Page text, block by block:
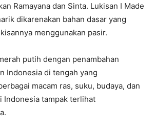
Ramayana dan Sinta. Lukisan I Made
dikarenakan bahan dasar yang
menggunakan pasir.
putih dengan penambahan
Indonesia di tengah yang
macam ras, suku, budaya, dan
Indonesia tampak terlihat